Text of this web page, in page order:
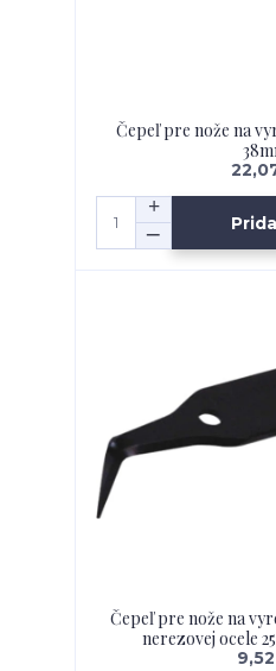
Čepeľ pre nože na
Čepeľ pre nože na
nerezovej ocele